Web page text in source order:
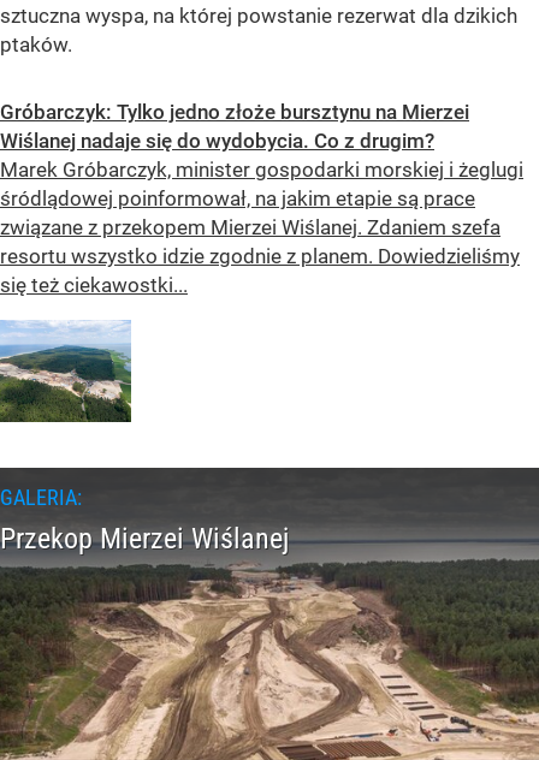
sztuczna wyspa, na której powstanie rezerwat dla dzikich
ptaków.
Gróbarczyk: Tylko jedno złoże bursztynu na Mierzei
Wiślanej nadaje się do wydobycia. Co z drugim?
Marek Gróbarczyk, minister gospodarki morskiej i żeglugi
śródlądowej poinformował, na jakim etapie są prace
związane z przekopem Mierzei Wiślanej. Zdaniem szefa
resortu wszystko idzie zgodnie z planem. Dowiedzieliśmy
się też ciekawostki...